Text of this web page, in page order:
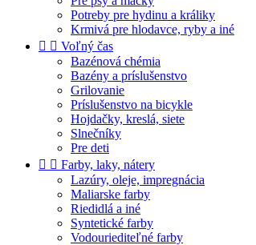
Potreby pre hydinu a králiky
Krmivá pre hlodavce, ryby a iné
  Voľný čas
Bazénová chémia
Bazény a príslušenstvo
Grilovanie
Príslušenstvo na bicykle
Hojdačky, kreslá, siete
Slnečníky
Pre deti
  Farby, laky, nátery
Lazúry, oleje, impregnácia
Maliarske farby
Riedidlá a iné
Syntetické farby
Vodouriediteľné farby